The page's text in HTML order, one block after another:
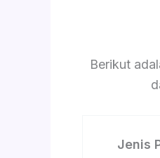
Berikut
Jenis